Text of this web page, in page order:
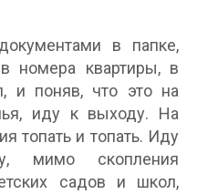
в папке,
номера квартиры, в
и поняв, что это на
иду к выходу. На
топать и топать. Иду
мимо скопления
садов и школ,